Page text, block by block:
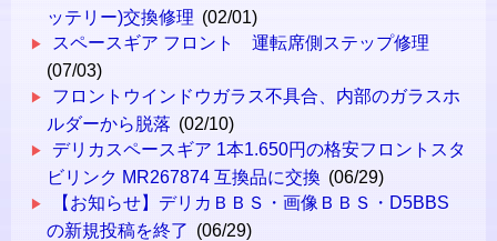
ッテリー)交換修理 (02/01)
スペースギア フロント 運転席側ステップ修理
(07/03)
フロントウインドウガラス不具合、内部のガラスホ
ルダーから脱落 (02/10)
デリカスペースギア 1本1.650円の格安フロントスタ
ビリンク MR267874 互換品に交換 (06/29)
【お知らせ】デリカＢＢＳ・画像ＢＢＳ・D5BBS
の新規投稿を終了 (06/29)